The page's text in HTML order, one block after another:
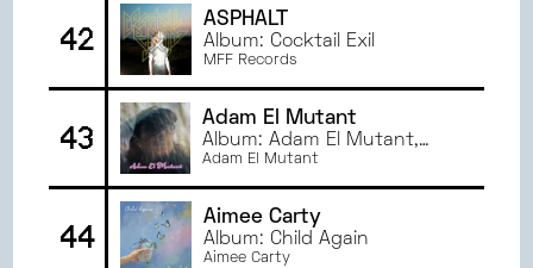
42
ASPHALT
Album: Cocktail Exil
MFF Records
43
Adam El Mutant
Album: Adam El Mutant,
Vol.3
Adam El Mutant
44
Aimee Carty
Album: Child Again
Aimee Carty